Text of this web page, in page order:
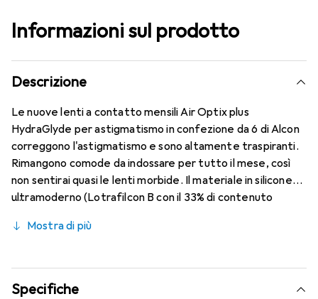
Informazioni sul prodotto
Descrizione
Le nuove lenti a contatto mensili Air Optix plus
HydraGlyde per astigmatismo in confezione da 6 di Alcon
correggono l'astigmatismo e sono altamente traspiranti.
Rimangono comode da indossare per tutto il mese, così
non sentirai quasi le lenti morbide. Il materiale in silicone
ultramoderno (Lotrafilcon B con il 33% di contenuto
Moisture Matrix e la nota tecnologia SmartShield,
conosci. Un comfort duraturo e senza interruzioni per
tutto il giorno con le lenti mensili.
Mostra di più
Specifiche